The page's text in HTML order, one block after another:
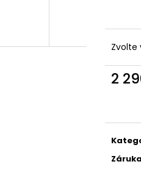
Zvolte
2
Záruka